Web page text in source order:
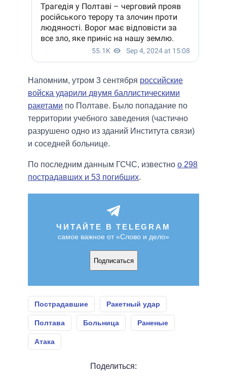
Напомним, утром 3 сентября российские
войска ударили двумя баллистическими
ракетами по Полтаве. Было попадание по
территории учебного заведения (частично
разрушено одно из зданий Института связи)
и соседней больнице.
По последним данным ГСЧС, известно о 298
пострадавших и 53 погибших.
ЧИТАЙТЕ В TELEGRAM
самое важное от «Слово и дело»
Подписаться
Пострадавшие Ракетный удар
Полтава Больница Раненые
Атака
Поделиться: